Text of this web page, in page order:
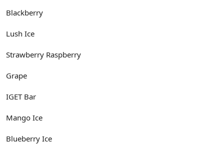
Blackberry
Lush Ice
Strawberry Raspberry
Grape
IGET Bar
Mango Ice
Blueberry Ice